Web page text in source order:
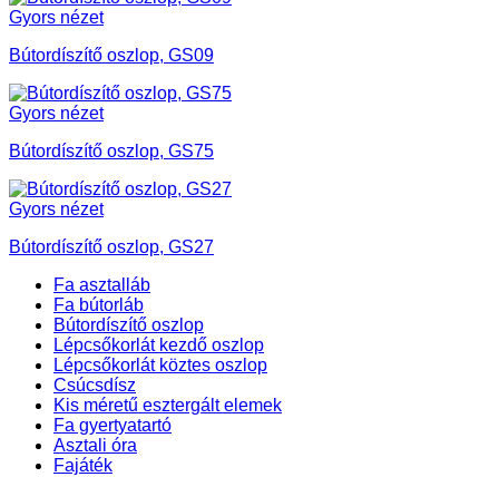
Gyors nézet
Bútordíszítő oszlop, GS09
Gyors nézet
Bútordíszítő oszlop, GS75
Gyors nézet
Bútordíszítő oszlop, GS27
Fa asztalláb
Fa bútorláb
Bútordíszítő oszlop
Lépcsőkorlát kezdő oszlop
Lépcsőkorlát köztes oszlop
Csúcsdísz
Kis méretű esztergált elemek
Fa gyertyatartó
Asztali óra
Fajáték